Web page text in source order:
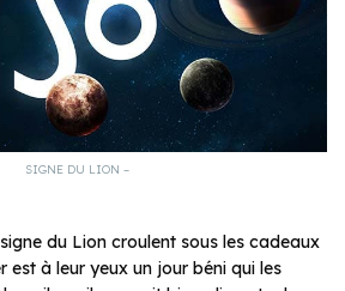
SIGNE DU LION –
du Lion croulent sous les cadeaux
est à leur yeux un jour béni qui les